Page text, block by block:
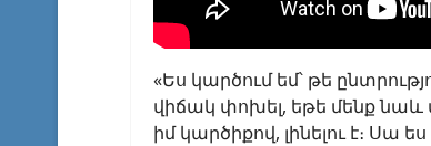
«Ես կարծում եմ՝ թե
վիճակ փոխել, եթե մենք նաև
իմ կարծիքով, լինելու է։ Սա